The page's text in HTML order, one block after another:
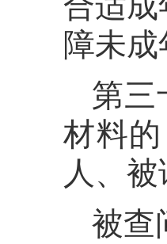
障未
第三
材料
人、
被查